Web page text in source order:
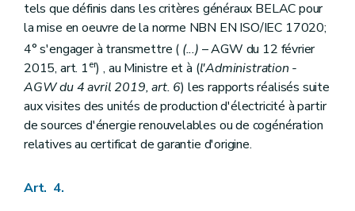
tels que définis dans les critères généraux BELAC pour
la mise en oeuvre de la norme NBN EN ISO/IEC 17020;
4° s'engager à transmettre ( (...) – AGW du 12 février
2015, art. 1er) , au Ministre et à (l'Administration -
AGW du 4 avril 2019, art. 6) les rapports réalisés suite
aux visites des unités de production d'électricité à partir
de sources d'énergie renouvelables ou de cogénération
relatives au certificat de garantie d'origine.
Art. 4.